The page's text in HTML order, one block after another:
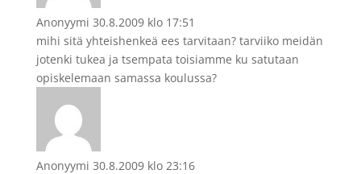
Anonyymi 30.8.2009 klo 17:51
mihi sitä yhteishenkeä ees tarvitaan? tarviiko meidän
jotenki tukea ja tsempata toisiamme ku satutaan
opiskelemaan samassa koulussa?
Anonyymi 30.8.2009 klo 23:16